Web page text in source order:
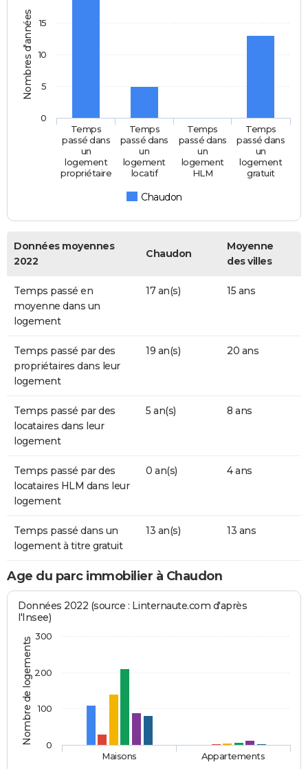
Nombres d'années
Chaudon
Temps
passé dans
un
logement
propriétaire
Temps
passé dans
un
logement
locatif
Temps
passé dans
un
logement
HLM
Temps
passé dans
un
logement
gratuit
0
5
10
15
Données moyennes
2022
Chaudon
Moyenne
des villes
Temps passé en
moyenne dans un
logement
17 an(s) 15 ans
Temps passé par des
propriétaires dans leur
logement
19 an(s) 20 ans
Temps passé par des
locataires dans leur
logement
5 an(s) 8 ans
Temps passé par des
locataires HLM dans leur
logement
0 an(s) 4 ans
Temps passé dans un
logement à titre gratuit
13 an(s) 13 ans
Age du parc immobilier à Chaudon
Nombre de logements
Données 2022 (source : Linternaute.com d'après
l'Insee)
Maisons Appartements
0
100
200
300